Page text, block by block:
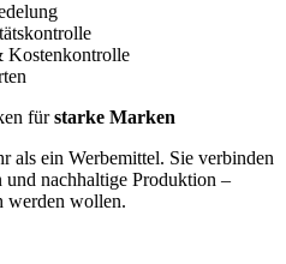
Kostenkontrolle
fürstarke Marken
als ein Werbemittel. Sie verbinden
nachhaltige Produktion –
werden wollen.